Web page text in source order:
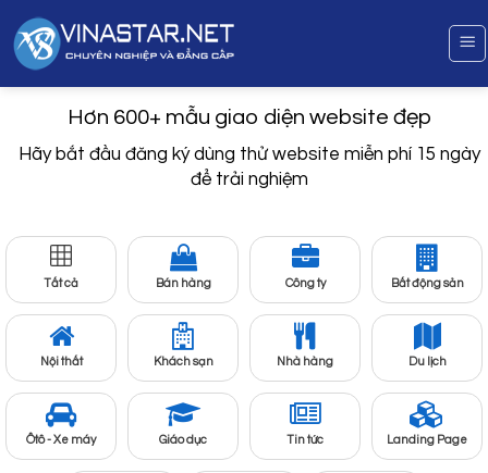
qua
nội
Hơn 600+ mẫu giao diện website đẹp
Hãy bắt đầu đăng ký dùng thử website miễn phí 15 ngày
để trải nghiệm
Tất cả Bán hàng Công ty Bất động sản
Nội thất Khách sạn Nhà hàng Du lịch
Ôtô - Xe máy Giáo dục Tin tức Landing Page